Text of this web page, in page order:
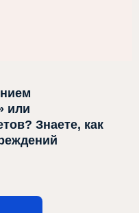
или
Знаете, как